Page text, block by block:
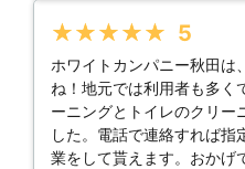
★★★★★ 5
ホワイトカンパニー秋田は
ね！地元では利用者も多く
ーニングとトイレのクリー
した。電話で連絡すれば
業をして貰えます。おかげ